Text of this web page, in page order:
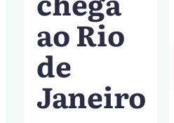
ao Rio
de
Janeiro